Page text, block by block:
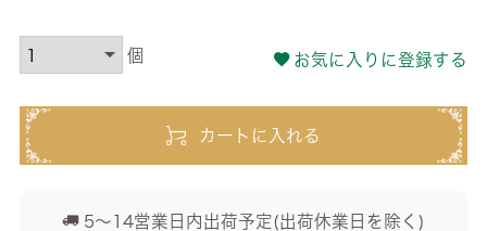
お気に入りに登録する
カートに入れる
5～14営業日内出荷予定(出荷休業日を除く)